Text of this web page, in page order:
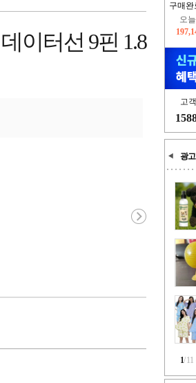
구매완
오
고
광고
1/11
이터선 9핀 1.8